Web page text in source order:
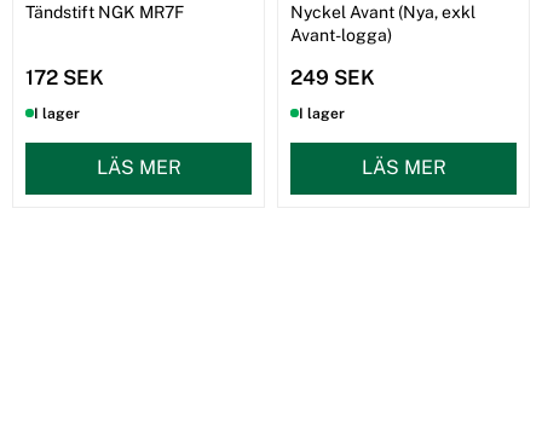
Tändstift NGK MR7F
172 SEK
I lager
LÄS MER
Nyckel Avant (Nya, exkl
Avant-logga)
249 SEK
I lager
LÄS MER